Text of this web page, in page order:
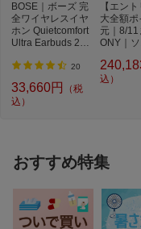
BOSE｜ボーズ 完
全ワイヤレスイヤ
ホン Quietcomfort
Ultra Earbuds 2nd
U...
20
33,660円
（税
込）
【エン
大全額ポ
元｜8/11
ONY｜
込）
おすすめ特集